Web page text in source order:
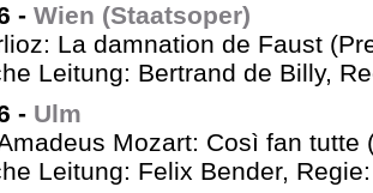
- Wien (Staatsoper)
La damnation de Faust
Leitung: Bertrand de Billy,
- Ulm
Mozart: Così fan tutte
Leitung: Felix Bender,